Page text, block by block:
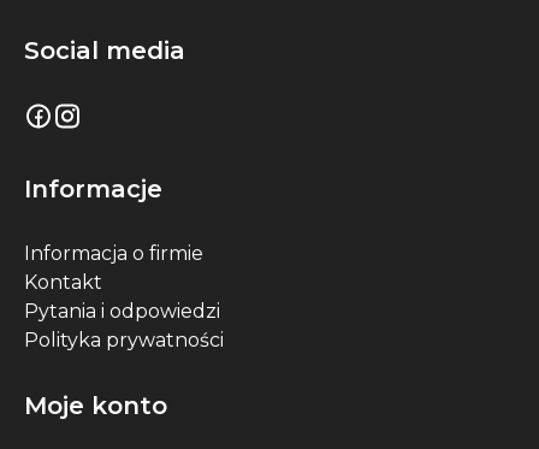
Social media
Informacje
Informacja o firmie
Kontakt
Pytania i odpowiedzi
Polityka prywatności
Moje konto